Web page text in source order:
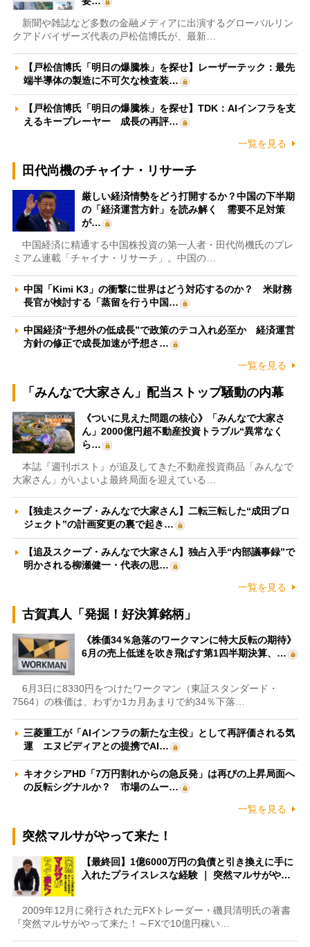
新聞や雑誌など多数の金融メディアに出演するグローバルリン
クアドバイザーズ代表の戸松信博氏が、最新…
【戸松信博氏「明日の爆騰株」を探せ】レーザーテック：最先
端半導体の製造に不可欠な検査装…
【戸松信博氏「明日の爆騰株」を探せ】TDK：AIインフラを支
えるキープレーヤー 成長の再評…
一覧を見る
田代尚機のチャイナ・リサーチ
厳しい経済情勢をどう打開するか？中国の下半期
の「経済運営方針」を読み解く 需要不足対策
が…
中国経済に精通する中国株投資の第一人者・田代尚機氏のプレ
ミアム連載「チャイナ・リサーチ」。中国の…
中国「Kimi K3」の衝撃に世界はどう対応するのか？ 米財務
長官が検討する「蒸留を行う中国…
中国経済“予想外の低成長”で政策のテコ入れ必至か 経済運営
方針の修正で成長加速が予想さ…
一覧を見る
「みんなで大家さん」配当ストップ騒動の内幕
《ついに見えた問題の核心》「みんなで大家さ
ん」2000億円超不動産投資トラブル“異常なく
ら…
本誌『週刊ポスト』が追及してきた不動産投資商品「みんなで
大家さん」がいよいよ最終局面を迎えている…
【独走スクープ・みんなで大家さん】二転三転した“成田プロ
ジェクト”の計画変更の裏で起き…
【追及スクープ・みんなで大家さん】独占入手“内部議事録”で
明かされる柳瀬健一・代表の思…
一覧を見る
古賀真人「発掘！好決算銘柄」
《株価34％急落のワークマンに特大反転の期待》
6月の売上低迷を吹き飛ばす第1四半期決算、…
6月3日に8330円をつけたワークマン（東証スタンダード・
7564）の株価は、わずか1カ月あまりで約34％下落…
三菱重工が「AIインフラの新たな主役」として再評価される気
運 エヌビディアとの提携でAI…
キオクシアHD「7万円割れからの急反発」は再びの上昇局面へ
の反転シグナルか？ 市場のムー…
一覧を見る
突然マルサがやって来た！
【最終回】1億6000万円の負債と引き換えに手に
入れたプライスレスな経験 ｜ 突然マルサがや…
2009年12月に発行された元FXトレーダー・磯貝清明氏の著書
『突然マルサがやって来た！～FXで10億円稼い…